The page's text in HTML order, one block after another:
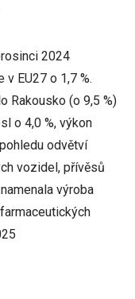
2024
EU27 o 1,7 %.
Rakousko (o 9,5 %)
o 4,0 %, výkon
odvětví
vozidel, přívěsů
výroba